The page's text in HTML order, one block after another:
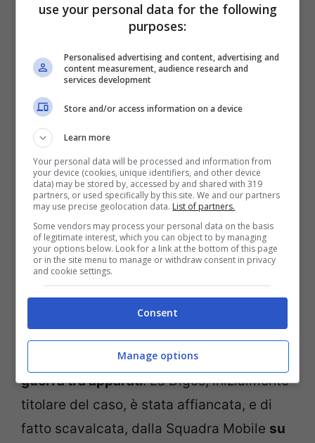
possibile successore. In questo clima di
tensione e incertezza, viene tirato in ballo
anche l’ex direttore dell’Aisi, Mario Del Deo,
con cui Pisani aveva intrecciato una
collaborazione stretta e strategica: ora
anche quei rapporti vengono passati al
setaccio, alimentando il senso di una crisi
interna che potrebbe avere sviluppi ancora
più ampi nei prossimi giorni.
Gelosie interne e dossier
scomodi: la doppia
inchiesta con il caso
Dietro al gelo istituzionale,si agita una
guerra tra apparati. La Digos, inizialmente
titolare del caso, è stata affiancata, e di
fatto scavalcata, dalla Squadra Mobile su
use your personal data for the following
purposes:
Personalised advertising and content, advertising and
content measurement, audience research and
services development
Store and/or access information on a device
Learn more
Your personal data will be processed and information from
your device (cookies, unique identifiers, and other device
data) may be stored by, accessed by and shared with 319
partners, or used specifically by this site. We and our partners
may use precise geolocation data. List of partners.
Some vendors may process your personal data on the basis
of legitimate interest, which you can object to by managing
your options below. Look for a link at the bottom of this page
or in the site menu to manage or withdraw consent in privacy
and cookie settings.
Consent
Manage options